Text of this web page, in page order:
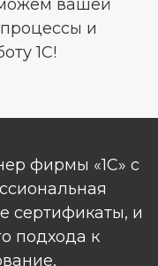
вашей
и
1С!
фирмы «1С» с
сертификаты, и
подхода к